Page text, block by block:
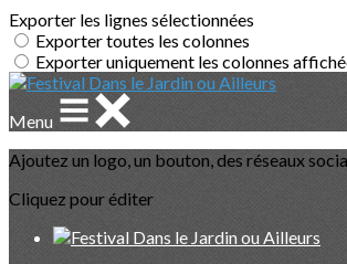
Exporter les lignes sélectionnées
Exporter toutes les colonnes
Exporter uniquement les colonnes
Menu
Ajoutez un logo, un bouton, des réseaux
Cliquez pour éditer